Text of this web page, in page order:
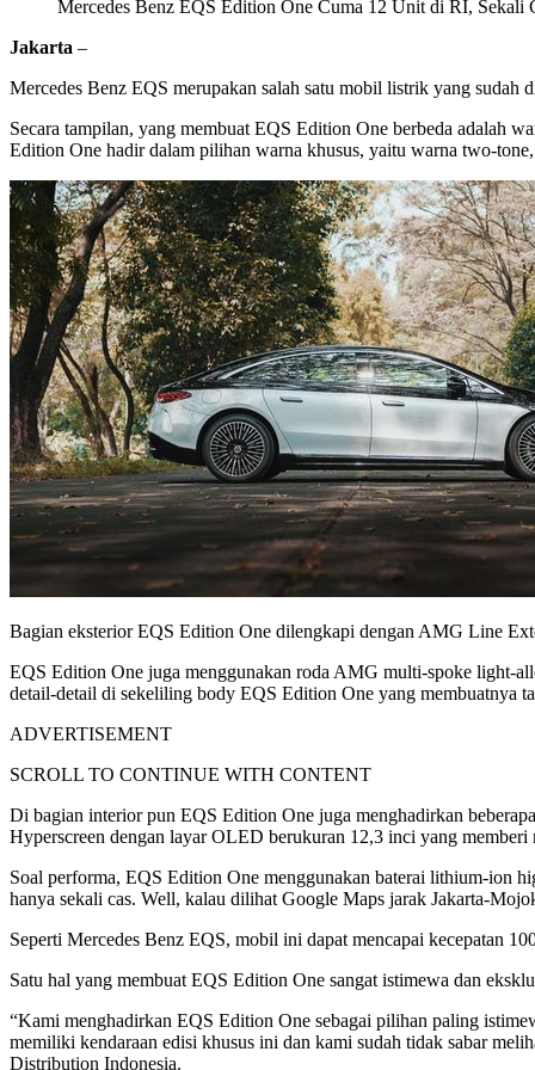
Mercedes Benz EQS Edition One Cuma 12 Unit di RI, Sekali
Jakarta –
Mercedes Benz EQS merupakan salah satu mobil listrik yang
Secara tampilan, yang membuat EQS Edition One berbeda adalah
Edition One hadir dalam pilihan warna khusus, yaitu warna two-
Bagian eksterior EQS Edition One dilengkapi dengan AMG Line
EQS Edition One juga menggunakan roda AMG multi-spoke light-
detail-detail di sekeliling body EQS Edition One yang membuatnya
ADVERTISEMENT
SCROLL TO CONTINUE WITH CONTENT
Di bagian interior pun EQS Edition One juga menghadirkan
Hyperscreen dengan layar OLED berukuran 12,3 inci yang
Soal performa, EQS Edition One menggunakan baterai lithium-ion
hanya sekali cas. Well, kalau dilihat Google Maps jarak Jakarta-
Seperti Mercedes Benz EQS, mobil ini dapat mencapai kecepatan
Satu hal yang membuat EQS Edition One sangat istimewa dan
“Kami menghadirkan EQS Edition One sebagai pilihan paling
memiliki kendaraan edisi khusus ini dan kami sudah tidak sabar
Distribution Indonesia.